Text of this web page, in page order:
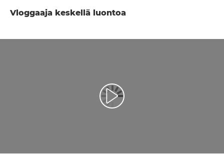
Vloggaaja keskellä luontoa
Toista video